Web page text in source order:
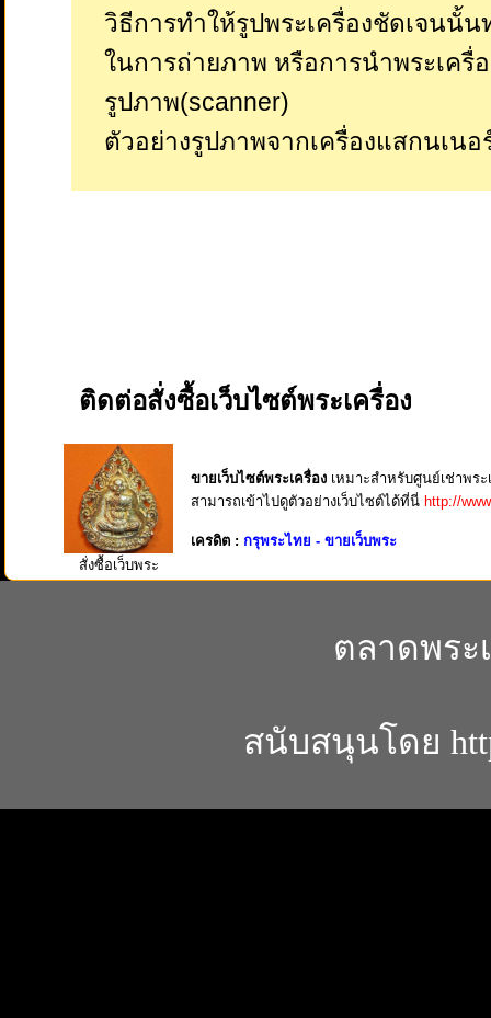
วิธีการทำให้รูปพระเครื่องชัดเจนนั้
ในการถ่ายภาพ หรือการนำพระเครื่
รูปภาพ(scanner)
ตัวอย่างรูปภาพจากเครื่องแสกนเน
ติดต่อสั่งซื้อเว็บไซต์พระเครื่อง
สั่งซื้อเว็บพระ
ขายเว็บไซต์พระเครื่อง เหมาะสำหรับศูนย์เช่าพระ
สามารถเข้าไปดูตัวอย่างเว็บไซต์ได้ที่นี่ http://
เครดิต : กรุพระไทย - ขายเว็บพระ
ตลาดพระ
สนับสนุนโดย